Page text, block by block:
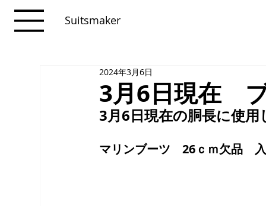
Suitsmaker
3月6日現在
2024年3月6日
3月6日現在の胴長に使
マリンブーツ　26ｃｍ欠品　